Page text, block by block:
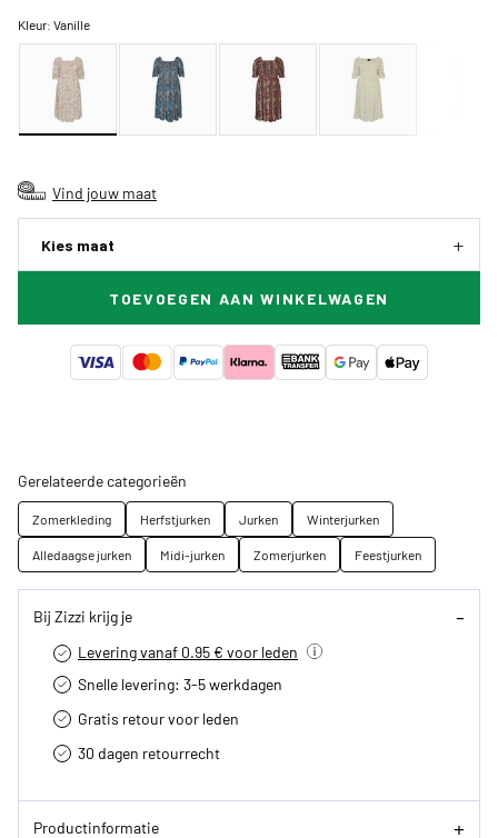
Kleur:Vanille
Vind jouw maat
Kies maat
TOEVOEGEN AAN WINKELWAGEN
Gerelateerde categorieën
Zomerkleding Herfstjurken Jurken
Winterjurken
Alledaagse jurken
Midi-jurken Zomerjurken Feestjurken
Bij Zizzi krijg je
Levering vanaf 0.95 € voor leden
Snelle levering: 3-5 werkdagen
Gratis retour voor leden
30 dagen retourrecht­
Productinformatie